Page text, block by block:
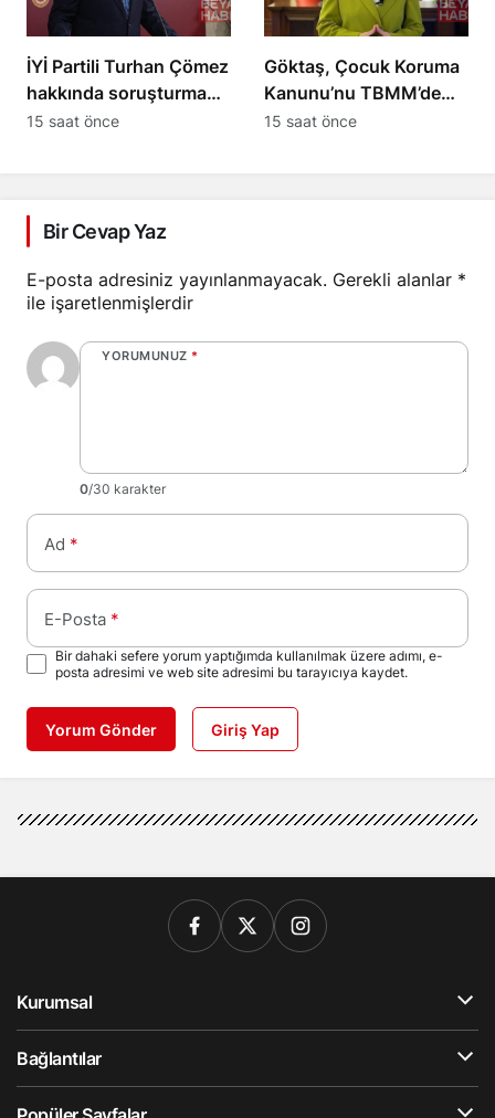
İYİ Partili Turhan Çömez
hakkında soruşturma
başlatıldı
15 saat önce
Göktaş, Çocuk Koruma
Kanunu’nu TBMM’de
yasalaştırdı
15 saat önce
Bir Cevap Yaz
E-posta adresiniz yayınlanmayacak. Gerekli alanlar *
ile işaretlenmişlerdir
YORUMUNUZ *
0/30 karakter
Ad *
E-Posta *
Bir dahaki sefere yorum yaptığımda kullanılmak üzere adımı, e-
posta adresimi ve web site adresimi bu tarayıcıya kaydet.
Yorum Gönder Giriş Yap
Kurumsal
Bağlantılar